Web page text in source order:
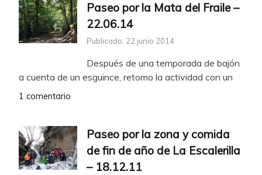
Paseo por la Mata del Fraile –
22.06.14
Publicado: 22 junio 2014
Después de una temporada de bajón
a cuenta de un esguince, retomo la actividad con un
1 comentario
Paseo por la zona y comida
de fin de año de La Escalerilla
– 18.12.11